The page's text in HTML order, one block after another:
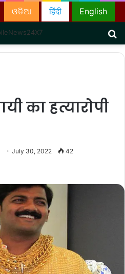
English
हिंदी
ଓଡିଆ
का हत्यारोपी
July 30, 2022 42